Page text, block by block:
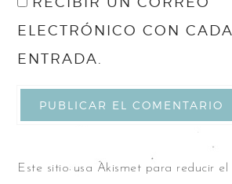
ELECTRÓNICO CON
ENTRADA.
Este sitio usa Akismet para reducir el